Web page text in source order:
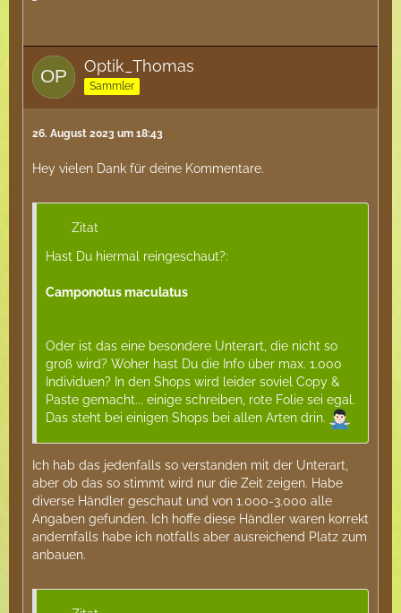
Optik_Thomas
Sammler
26. August 2023 um 18:43
Hey vielen Dank für deine Kommentare.
Zitat
Hast Du hiermal reingeschaut?:
Camponotus maculatus
Oder ist das eine besondere Unterart, die nicht so
groß wird? Woher hast Du die Info über max. 1.000
Individuen? In den Shops wird leider soviel Copy &
Paste gemacht... einige schreiben, rote Folie sei egal.
Das steht bei einigen Shops bei allen Arten drin.
Ich hab das jedenfalls so verstanden mit der Unterart,
aber ob das so stimmt wird nur die Zeit zeigen. Habe
diverse Händler geschaut und von 1.000-3.000 alle
Angaben gefunden. Ich hoffe diese Händler waren korrekt
andernfalls habe ich notfalls aber ausreichend Platz zum
anbauen.